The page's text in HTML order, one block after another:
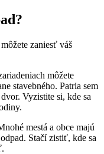
zaniesť váš
môžete
stavebného. Patria sem
Vyzistite si, kde sa
mestá a obce majú
Stačí zistiť, kde sa